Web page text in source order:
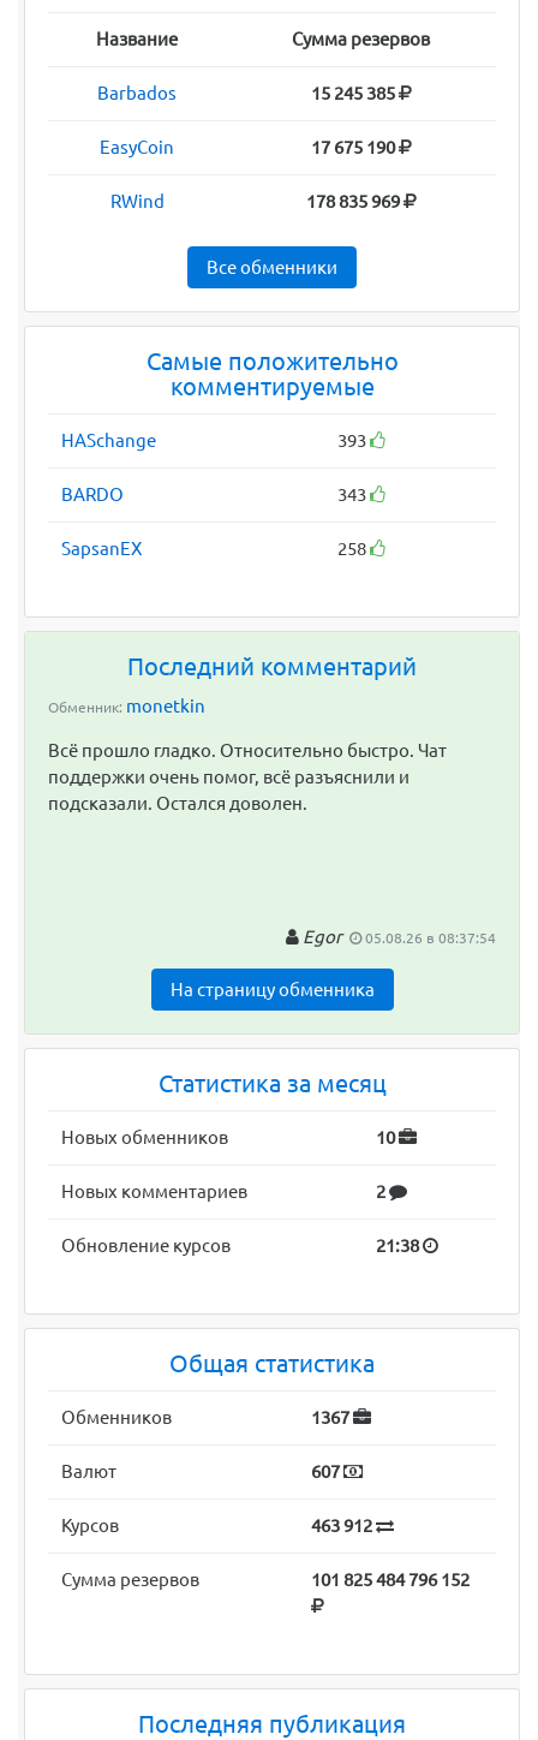
Название Сумма резервов
Barbados 15 245 385
EasyCoin 17 675 190
RWind 178 835 969
Все обменники
Самые положительно
комментируемые
HASchange 393
BARDO 343
SapsanEX 258
Последний комментарий
Обменник: monetkin
Всё прошло гладко. Относительно быстро. Чат
поддержки очень помог, всё разъяснили и
подсказали. Остался доволен.
Egor 05.08.26 в 08:37:54
На страницу обменника
Статистика за месяц
Новых обменников 10
Новых комментариев 2
Обновление курсов 21:38
Общая статистика
Обменников 1367
Валют 607
Курсов 463 912
Сумма резервов 101 825 484 796 152
Последняя публикация